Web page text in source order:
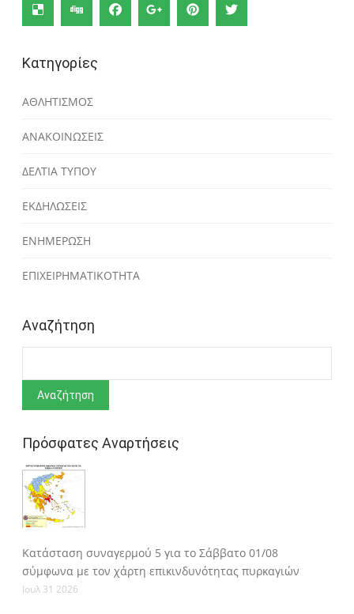
Κατηγορίες
ΑΘΛΗΤΙΣΜΟΣ
ΑΝΑΚΟΙΝΩΣΕΙΣ
ΔΕΛΤΙΑ ΤΥΠΟΥ
ΕΚΔΗΛΩΣΕΙΣ
ΕΝΗΜΕΡΩΣΗ
ΕΠΙΧΕΙΡΗΜΑΤΙΚΟΤΗΤΑ
Αναζήτηση
Πρόσφατες Αναρτήσεις
Κατάσταση συναγερμού 5 για το Σάββατο 01/08
σύμφωνα με τον χάρτη επικινδυνότητας πυρκαγιών
Ιουλ 31 2026